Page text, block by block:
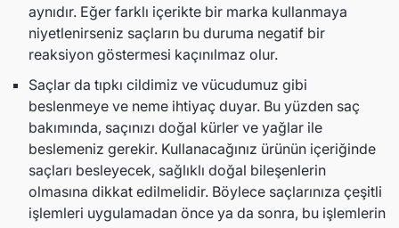
aynıdır. Eğer farklı içerikte bir marka kullanmaya
niyetlenirseniz saçların bu duruma negatif bir
reaksiyon göstermesi kaçınılmaz olur.
Saçlar da tıpkı cildimiz ve vücudumuz gibi
beslenmeye ve neme ihtiyaç duyar. Bu yüzden saç
bakımında, saçınızı doğal kürler ve yağlar ile
beslemeniz gerekir. Kullanacağınız ürünün içeriğinde
saçları besleyecek, sağlıklı doğal bileşenlerin
olmasına dikkat edilmelidir. Böylece saçlarınıza çeşitli
işlemleri uygulamadan önce ya da sonra, bu işlemlerin